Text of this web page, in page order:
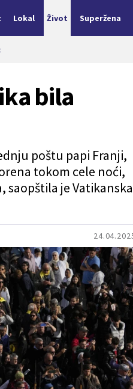
Lokal Život Superžena
bila
poštu papi Franji,
tokom cele noći,
saopštila je Vatikanska